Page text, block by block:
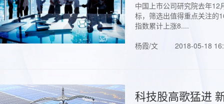
中国上市公司研究院去年
标，筛选出值得重点关注的
指数累计上涨8....
杨霞/文
2018-05-18
科技股高歌猛进